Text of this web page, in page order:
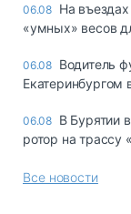
06.08 Ha
«yмныx» вecoв
06.08 Водитель
06.08 В Бурятии
ротор на трассу
Все новости